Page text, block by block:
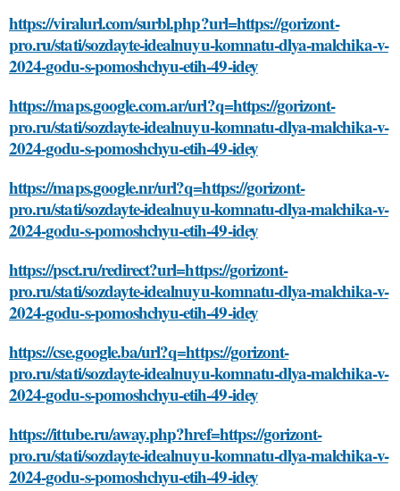
https://viralurl.com/surbl.php?url=https://gorizont-
pro.ru/stati/sozdayte-idealnuyu-komnatu-dlya-malchika-v-
2024-godu-s-pomoshchyu-etih-49-idey
https://maps.google.com.ar/url?q=https://gorizont-
pro.ru/stati/sozdayte-idealnuyu-komnatu-dlya-malchika-v-
2024-godu-s-pomoshchyu-etih-49-idey
https://maps.google.nr/url?q=https://gorizont-
pro.ru/stati/sozdayte-idealnuyu-komnatu-dlya-malchika-v-
2024-godu-s-pomoshchyu-etih-49-idey
https://psct.ru/redirect?url=https://gorizont-
pro.ru/stati/sozdayte-idealnuyu-komnatu-dlya-malchika-v-
2024-godu-s-pomoshchyu-etih-49-idey
https://cse.google.ba/url?q=https://gorizont-
pro.ru/stati/sozdayte-idealnuyu-komnatu-dlya-malchika-v-
2024-godu-s-pomoshchyu-etih-49-idey
https://ittube.ru/away.php?href=https://gorizont-
pro.ru/stati/sozdayte-idealnuyu-komnatu-dlya-malchika-v-
2024-godu-s-pomoshchyu-etih-49-idey